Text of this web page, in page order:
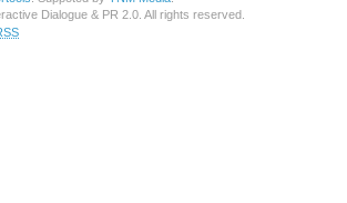
Dialogue & PR 2.0. All rights reserved.